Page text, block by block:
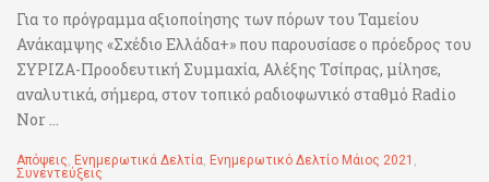
Για το πρόγραμμα αξιοποίησης των πόρων του Ταμείου
Ανάκαμψης «Σχέδιο Ελλάδα+» που παρουσίασε ο πρόεδρος του
ΣΥΡΙΖΑ-Προοδευτική Συμμαχία, Αλέξης Τσίπρας, μίλησε,
αναλυτικά, σήμερα, στον τοπικό ραδιοφωνικό σταθμό Radio
Nor ...
Απόψεις Ενημερωτικά Δελτία Ενημερωτικό Δελτίο Μάιος 2021
Συνεντεύξεις